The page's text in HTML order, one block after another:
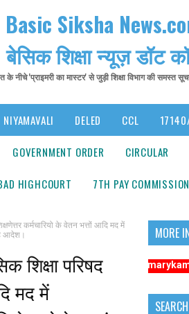
Basic Siksha
बेसिक शिक्षा न्यूज़ डॉट
के नीचे 'प्राइमरी का मास्टर' से जुड़ी शिक्षा विभाग की समस्त
NIYAMAVALI DELED CCL
GOVERNMENT ORDER CIRCULAR
HIGHCOURT 7TH PAY COMMISSION
कर्मचारियो के वेतन भत्तों आदि मद में
आदेश।
शिक्षा परिषद
मद में
MORE
लिए कृपया https://www.primarykamaster.net